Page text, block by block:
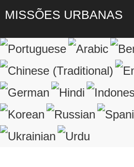
MISSÕES URBANAS
LOGIN Registre-se
Lembrar de Mim
Esqueceu o nome de usuário?